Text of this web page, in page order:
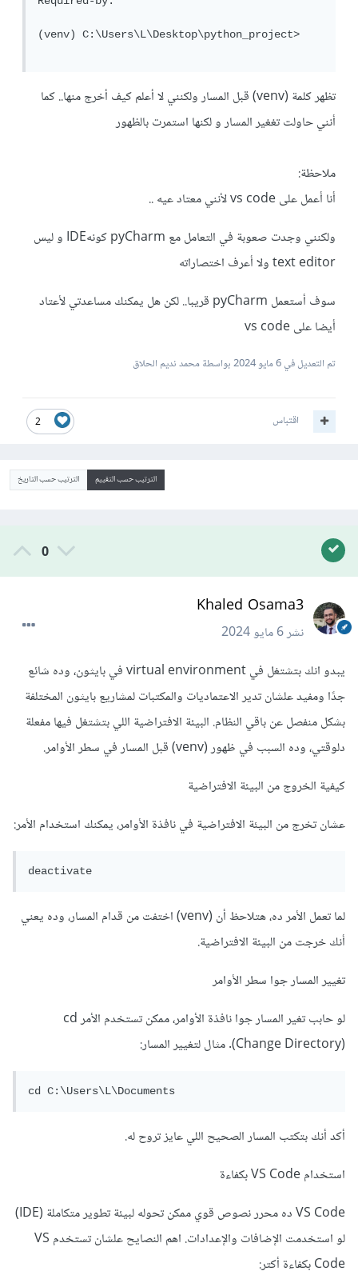
(venv) C:\Users\L\Desktop\python_project>
تظهر كلمة (venv) قبل المسار ولكنني لا أعلم كيف أخرج منها.. كما
أنني حاولت تغغير المسار و لكنها استمرت بالظهور
ملاحظة:
أنا أعمل على vs code لأنني معتاد عيه ..
ولكنني وجدت صعوبة في التعامل مع pyCharm كونهIDE و ليس
text editor ولا أعرف اختصاراته
سوف أستعمل pyCharm قريبا.. لكن هل يمكنك مساعدتي لأعتاد
أيضا على vs code
تم التعديل في6 مايو 2024 بواسطة محمد نديم الحلاق
2 اقتباس
الترتيب حسب التقييم الترتيب حسب التاريخ
0
Khaled Osama3
نشر6 مايو 2024
يبدو انك بتشتغل في virtual environment في بايثون، وده شائع
جدًا ومفيد علشان تدير الاعتماديات والمكتبات لمشاريع بايثون المختلفة
بشكل منفصل عن باقي النظام. البيئة الافتراضية اللي بتشتغل فيها مفعلة
دلوقتي، وده السبب في ظهور (venv) قبل المسار في سطر الأوامر.
كيفية الخروج من البيئة الافتراضية
عشان تخرج من البيئة الافتراضية في نافذة الأوامر، يمكنك استخدام الأمر:
لما تعمل الأمر ده، هتلاحظ أن (venv) اختفت من قدام المسار، وده يعني
أنك خرجت من البيئة الافتراضية.
تغيير المسار جوا سطر الأوامر
لو حابب تغير المسار جوا نافذة الأوامر، ممكن تستخدم الأمر cd
(Change Directory). مثال لتغيير المسار:
أكد أنك بتكتب المسار الصحيح اللي عايز تروح له.
استخدام VS Code بكفاءة
VS Code ده محرر نصوص قوي ممكن تحوله لبيئة تطوير متكاملة (IDE)
لو استخدمت الإضافات والإعدادات. اهم النصايح علشان تستخدم VS
Code بكفاءة أكتر: